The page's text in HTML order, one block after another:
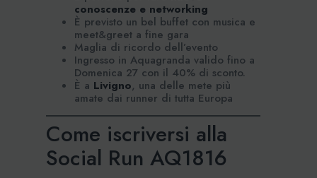
conoscenze e networking
È previsto un bel buffet con musica e
meet&greet a fine gara
Maglia di ricordo dell’evento
Ingresso in Aquagranda valido fino a
Domenica 27 con il 40% di sconto.
È a Livigno, una delle mete più
amate dai runner di tutta Europa
Come iscriversi alla
Social Run AQ1816